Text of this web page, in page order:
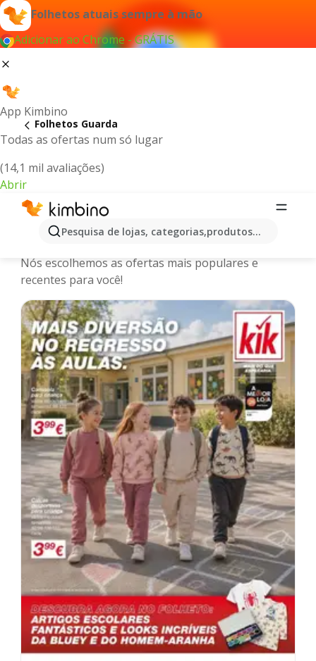
Folhetos atuais sempre à mão
Adicionar ao Chrome - GRÁTIS
App Kimbino
Todas as ofertas num só lugar
(14,1 mil avaliações)
Abrir
Pesquisa de lojas, categorias,produtos...
Folhetos Guarda
Guarda - Últimos folhetos, catálogos
Nós escolhemos as ofertas mais populares e
recentes para você!